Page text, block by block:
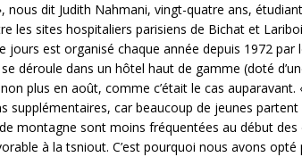
nous dit Judith Nahmani, vingt-quatre ans,
les sites hospitaliers parisiens de Bichat et
jours est organisé chaque année depuis 1972
déroule dans un hôtel haut de gamme (doté
plus en août, comme c’était le cas auparavant.
supplémentaires, car beaucoup de jeunes
montagne sont moins fréquentées au début
à la tsniout. C’est pourquoi nous avons